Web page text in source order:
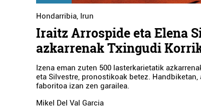
Hondarribia, Irun
Iraitz Arrospide eta Elena
azkarrenak Txingudi
Izena eman zuten 500 lasterkarietatik
eta Silvestre, pronostikoak betez. Handbiketan,
faboritoa izan zen garailea.
Mikel Del Val Garcia